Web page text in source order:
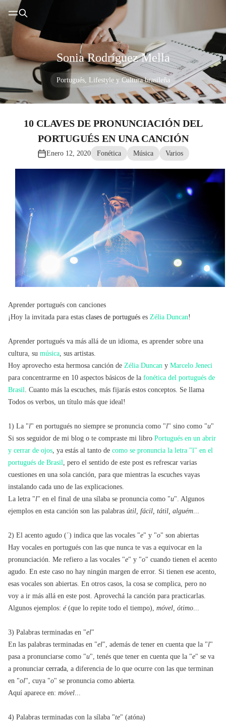
Sonia Rodríguez Mella
Portugués, Lifestyle y Cultura brasileña
10 CLAVES DE PRONUNCIACIÓN DEL
PORTUGUÉS EN UNA CANCIÓN
Enero 12, 2020 Fonética Música Varios
Aprender portugués con canciones
¡Hoy la invitada para estas clases de portugués es Zélia Duncan!
Aprender portugués va más allá de un idioma, es aprender sobre una
cultura, su música, sus artistas.
Hoy aprovecho esta hermosa canción de Zélia Duncan y Marcelo Jeneci
para concentrarme en 10 aspectos básicos de la fonética del portugués de
Brasil. Cuanto más la escuches, más fijarás estos conceptos. Se llama
Todos os verbos, un título más que ideal!
1) La "l" en portugués no siempre se pronuncia como "l" sino como "u"
Si sos seguidor de mi blog o te compraste mi libro Portugués en un abrir
y cerrar de ojos, ya estás al tanto de como se pronuncia la letra "l" en el
portugués de Brasil, pero el sentido de este post es refrescar varias
cuestiones en una sola canción, para que mientras la escuches vayas
instalando cada uno de las explicaciones.
La letra "l" en el final de una sílaba se pronuncia como "u". Algunos
ejemplos en esta canción son las palabras útil, fácil, tátil, alguém...
2) El acento agudo (´) indica que las vocales "e" y "o" son abiertas
Hay vocales en portugués con las que nunca te vas a equivocar en la
pronunciación. Me refiero a las vocales "e" y "o" cuando tienen el acento
agudo. En este caso no hay ningún margen de error. Si tienen ese acento,
esas vocales son abiertas. En otros casos, la cosa se complica, pero no
voy a ir más allá en este post. Aprovechá la canción para practicarlas.
Algunos ejemplos: é(que lo repite todo el tiempo), móvel, ótimo...
3) Palabras terminadas en "el"
En las palabras terminadas en "el", además de tener en cuenta que la "l"
pasa a pronunciarse como "u", tenés que tener en cuenta que la "e" se va
a pronunciar cerrada, a diferencia de lo que ocurre con las que terminan
en "ol", cuya "o" se pronuncia como abierta.
Aquí aparece en: móvel...
4) Palabras terminadas con la sílaba "te" (atóna)